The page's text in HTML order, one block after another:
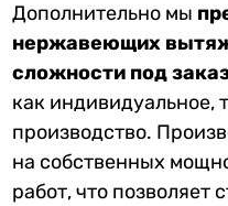
Дополнительно мы
нержавеющих
сложности под
как индивидуальное,
производство.
на собственных
работ, что позволяет